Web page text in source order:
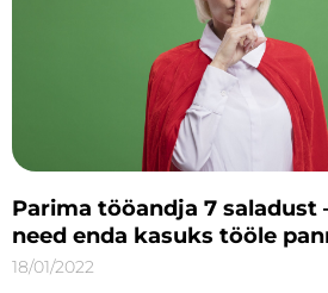
Parima tööandja 7 saladust
need enda kasuks tööle
18/01/2022